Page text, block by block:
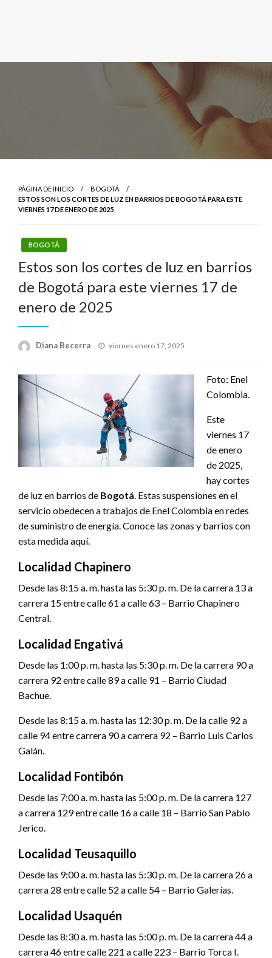
PÁGINA DE INICIO
BOGOTÁ
ESTOS SON LOS CORTES DE LUZ EN BARRIOS DE BOGOTÁ PARA ESTE
VIERNES 17 DE ENERO DE 2025
BOGOTÁ
Estos son los cortes de luz en barrios
de Bogotá para este viernes 17 de
enero de 2025
Diana Becerra
Publicado
viernes enero 17, 2025
Foto: Enel
Colombia.
Este
viernes 17
de enero
de 2025,
hay cortes
de luz en barrios de Bogotá. Estas suspensiones en el
servicio obedecen a trabajos de Enel Colombia en redes
de suministro de energía. Conoce las zonas y barrios con
esta medida aquí.
Localidad Chapinero
Desde las 8:15 a. m. hasta las 5:30 p. m. De la carrera 13 a
carrera 15 entre calle 61 a calle 63 – Barrio Chapinero
Central.
Localidad Engativá
Desde las 1:00 p. m. hasta las 5:30 p. m. De la carrera 90 a
carrera 92 entre calle 89 a calle 91 – Barrio Ciudad
Bachue.
Desde las 8:15 a. m. hasta las 12:30 p. m. De la calle 92 a
calle 94 entre carrera 90 a carrera 92 – Barrio Luis Carlos
Galán.
Localidad Fontibón
Desde las 7:00 a. m. hasta las 5:00 p. m. De la carrera 127
a carrera 129 entre calle 16 a calle 18 – Barrio San Pablo
Jerico.
Localidad Teusaquillo
Desde las 9:00 a. m. hasta las 5:30 p. m. De la carrera 26 a
carrera 28 entre calle 52 a calle 54 – Barrio Galerías.
Localidad Usaquén
Desde las 8:30 a. m. hasta las 5:00 p. m. De la carrera 44 a
carrera 46 entre calle 221 a calle 223 – Barrio Torca I.